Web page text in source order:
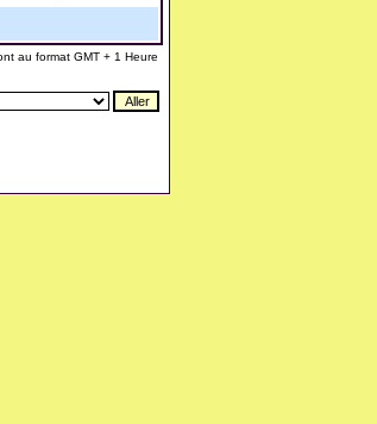
au format GMT + 1 Heure